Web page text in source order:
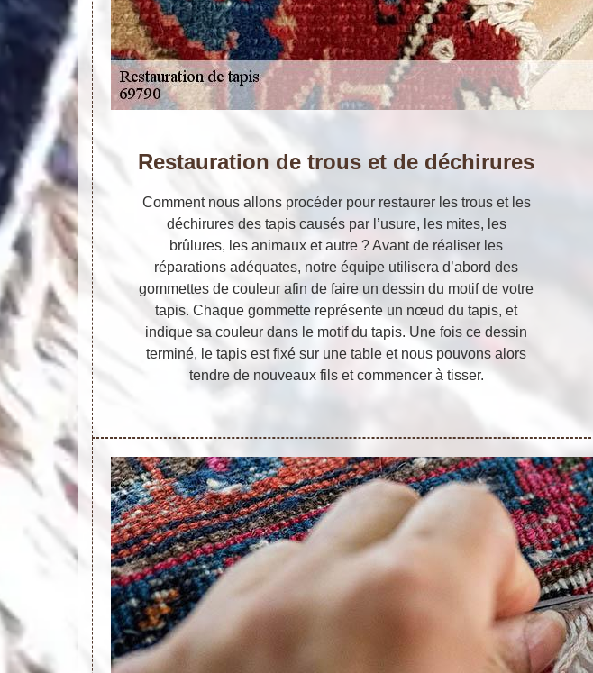
Restauration de trous et de déchirures
Comment nous allons procéder pour restaurer les trous et les
déchirures des tapis causés par l’usure, les mites, les
brûlures, les animaux et autre ? Avant de réaliser les
réparations adéquates, notre équipe utilisera d’abord des
gommettes de couleur afin de faire un dessin du motif de votre
tapis. Chaque gommette représente un nœud du tapis, et
indique sa couleur dans le motif du tapis. Une fois ce dessin
terminé, le tapis est fixé sur une table et nous pouvons alors
tendre de nouveaux fils et commencer à tisser.